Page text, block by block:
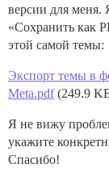
public
//
//
    }
// Метод
// Если
// иначе
версии для меня.
«Сохранить как
этой самой темы:
Экспорт темы в
Meta.pdf(249.9
Я не вижу
укажите
Спасибо!